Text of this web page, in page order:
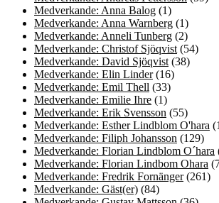
Medverkande: Anna Balog (1)
Medverkande: Anna Warnberg (1)
Medverkande: Anneli Tunberg (2)
Medverkande: Christof Sjöqvist (54)
Medverkande: David Sjöqvist (38)
Medverkande: Elin Linder(16)
Medverkande: Emil Thell (33)
Medverkande: Emilie Ihre (1)
Medverkande: Erik Svensson (55)
Medverkande: Esther Lindblom O'hara
Medverkande: Filiph Johansson (129)
Medverkande: Florian Lindblom O´hara
Medverkande: Florian Lindbom Ohara
Medverkande: Fredrik Fornänger(261)
Medverkande: Gäst(er) (84)